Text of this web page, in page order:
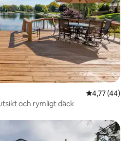
4,77 av 5 i
4,77 (44)
och rymligt däck